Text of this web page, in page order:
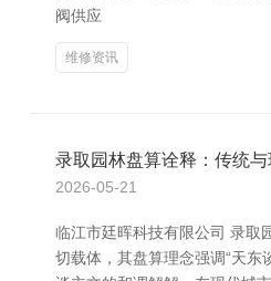
阀供应
维修资讯
录取园林盘算诠释：传统
2026-05-21
临江市廷晖科技有限公司 录取
切载体，其盘算理念强调“天东